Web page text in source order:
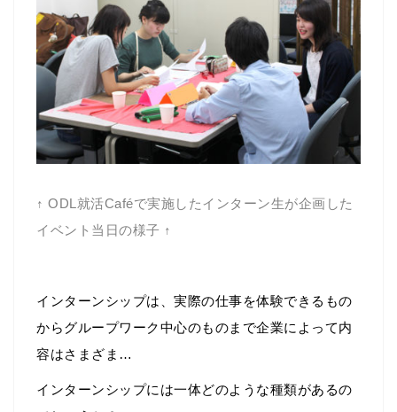
↑ ODL就活Caféで実施したインターン生が企画した
イベント当日の様子 ↑
インターンシップは、実際の仕事を体験できるもの
からグループワーク中心のものまで企業によって内
容はさまざま…
インターンシップには一体どのような種類があるの